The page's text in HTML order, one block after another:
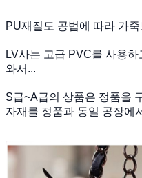
PU재질도 공법에 따라 가
LV사는 고급 PVC를 사용
와서...
S급~A급의 상품은 정품을
자재를 정품과 동일 공장에